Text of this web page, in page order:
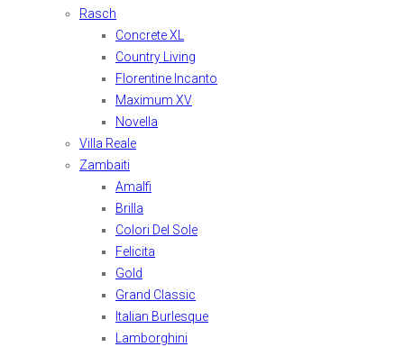
Rasch
Concrete XL
Country Living
Florentine Incanto
Maximum XV
Novella
Villa Reale
Zambaiti
Amalfi
Brilla
Colori Del Sole
Felicita
Gold
Grand Classic
Italian Burlesque
Lamborghini